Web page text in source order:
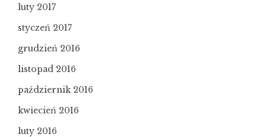
luty 2017
styczeń 2017
grudzień 2016
listopad 2016
październik 2016
kwiecień 2016
luty 2016